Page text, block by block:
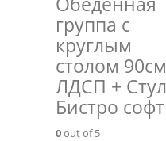
группа с
круглым
столом 90см
ЛДСП + Стул
Бистро софт
0out of 5